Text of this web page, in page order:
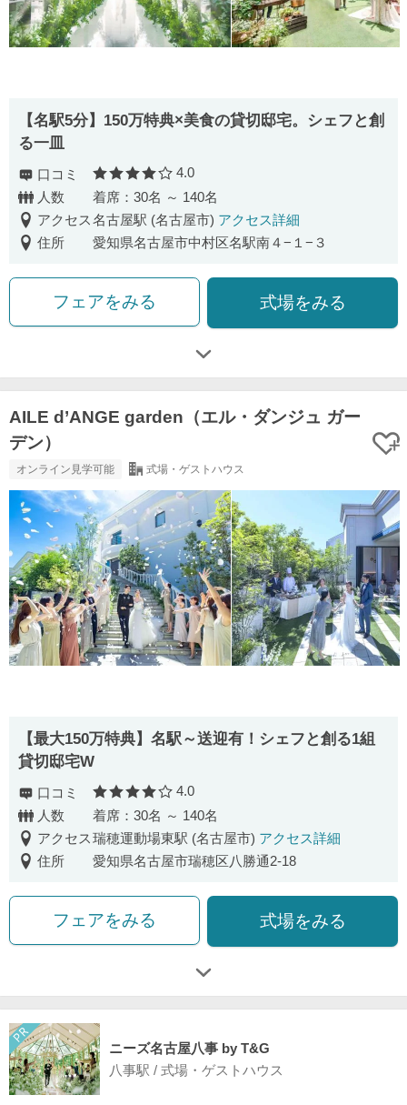
【名駅5分】150万特典×美食の貸切邸宅。シェフと創
る一皿
口コミ 口コミ評価
4.0
人数
着席：30名 ～ 140名
アクセス名古屋駅 (名古屋市) アクセス詳細
住所
愛知県名古屋市中村区名駅南４−１−３
フェアをみる 式場をみる
AILE d’ANGE garden（エル・ダンジュ ガー
デン）
オンライン見学可能 式場・ゲストハウス
【最大150万特典】名駅～送迎有！シェフと創る1組
貸切邸宅W
口コミ 口コミ評価
4.0
人数
着席：30名 ～ 140名
アクセス瑞穂運動場東駅 (名古屋市) アクセス詳細
住所
愛知県名古屋市瑞穂区八勝通2-18
フェアをみる 式場をみる
ニーズ名古屋八事 by T&G
八事駅 / 式場・ゲストハウス